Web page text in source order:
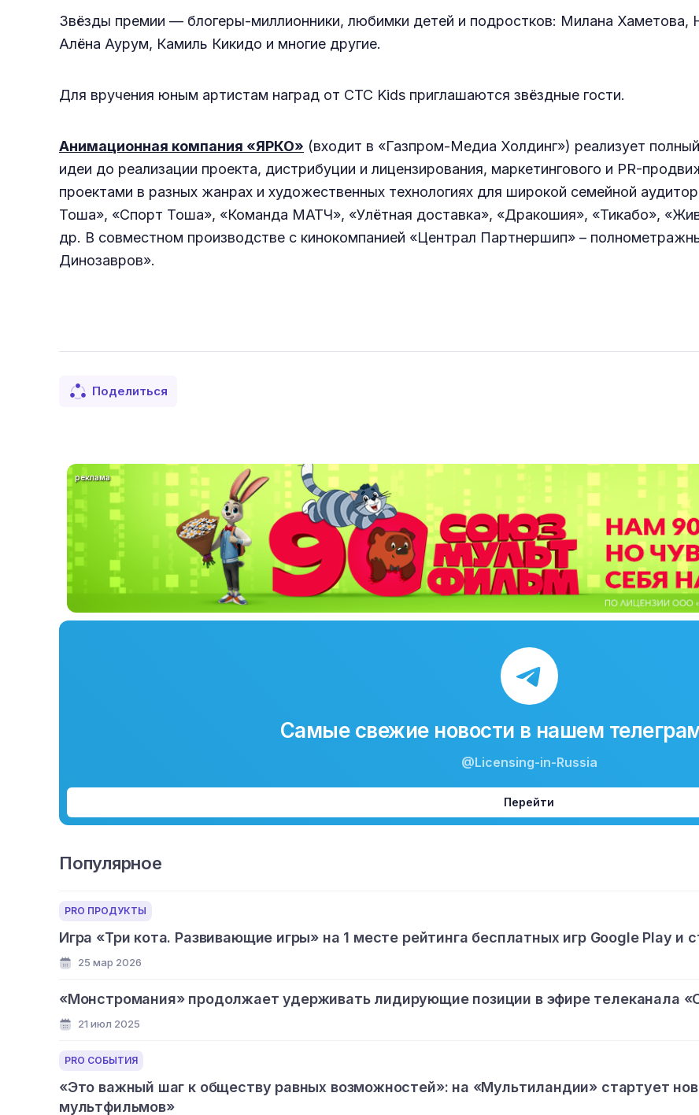
Звёзды премии — блогеры-миллионники, любимки детей и подростков: Милана
Алёна Аурум, Камиль Кикидо и многие другие.
Для вручения юным артистам наград от СТС Kids приглашаются звёздные гости.
Анимационная компания «ЯРКО» (входит в «Газпром-Медиа Холдинг») реализует
идеи до реализации проекта, дистрибуции и лицензирования, маркетингового и PR-
проектами в разных жанрах и художественных технологиях для широкой семейной
Тоша», «Спорт Тоша», «Команда МАТЧ», «Улётная доставка», «Дракошия», «Тикабо»,
др. В совместном производстве с кинокомпанией «Централ Партнершип» –
Динозавров».
Поделиться
реклама
Самые свежие новости в нашем
@Licensing-in-Russia
Перейти
Популярное
PRO ПРОДУКТЫ
Игра «Три кота. Развивающие игры» на 1 месте рейтинга бесплатных игр Google Play и
25 мар 2026
«Монстромания» продолжает удерживать лидирующие позиции в эфире телеканала
21 июл 2025
PRO СОБЫТИЯ
«Это важный шаг к обществу равных возможностей»: на «Мультиландии» стартует
мультфильмов»